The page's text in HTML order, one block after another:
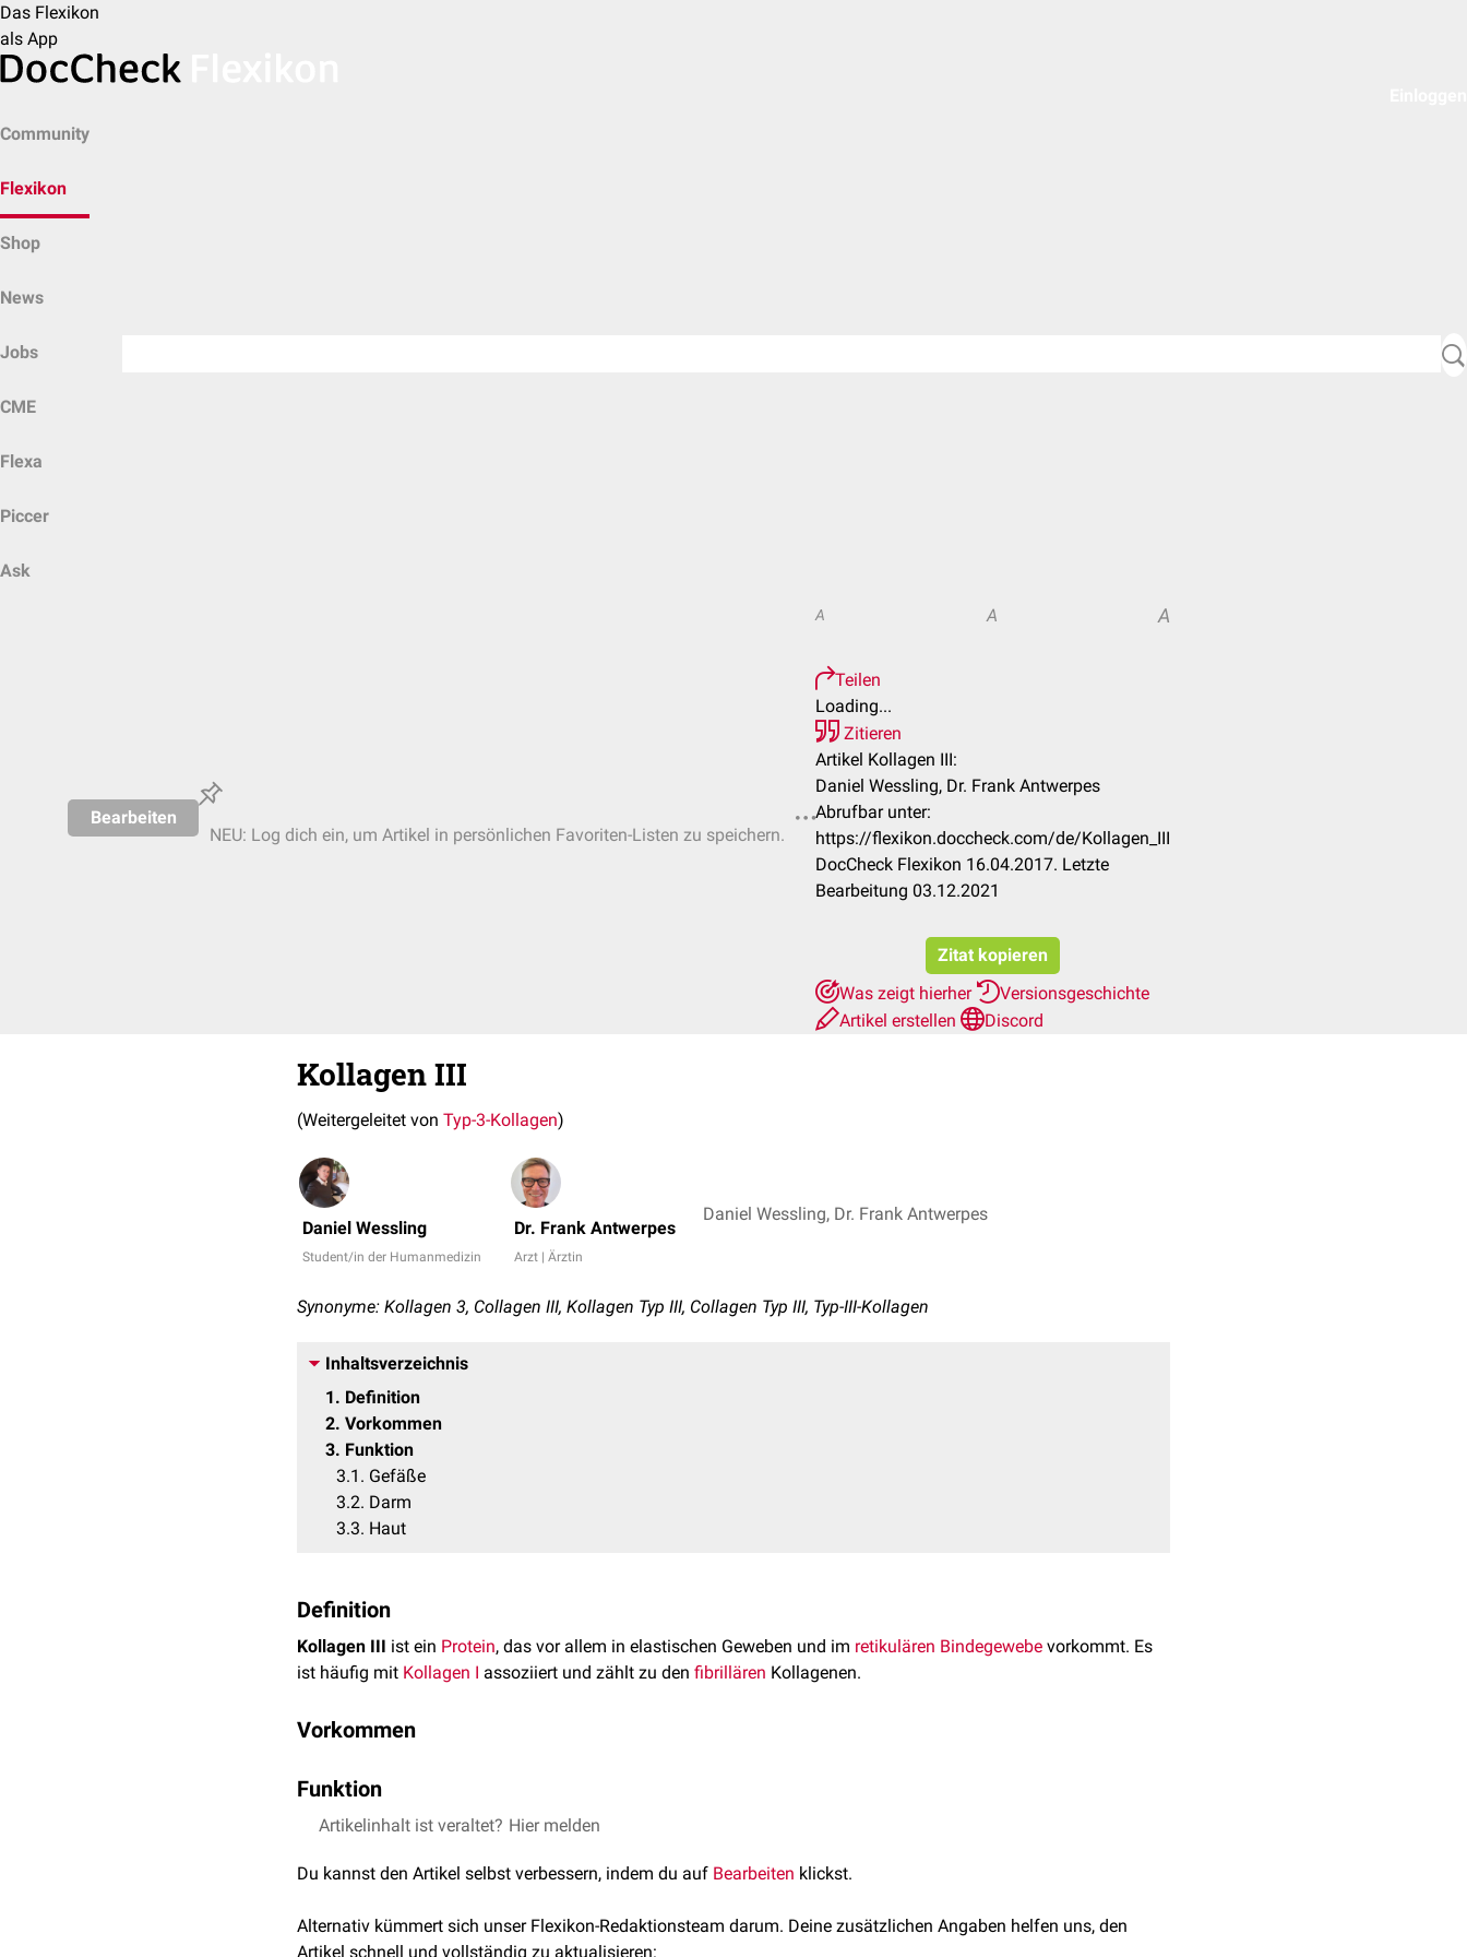
Das Flexikon
als App
Community
Flexikon
Shop
News
Jobs
CME
Flexa
Piccer
Ask
Bearbeiten
NEU: Log dich ein, um Artikel in persönlichen Favoriten-Listen zu speichern.
A A A
Teilen
Loading...
Zitieren
Artikel Kollagen III:
Daniel Wessling, Dr. Frank Antwerpes
Abrufbar unter:
https://flexikon.doccheck.com/de/Kollagen_III
DocCheck Flexikon 16.04.2017. Letzte
Bearbeitung 03.12.2021
Zitat kopieren
Was zeigt hierher
Versionsgeschichte
Artikel erstellen
Discord
Kollagen III
(Weitergeleitet von Typ-3-Kollagen)
Daniel Wessling
Student/in der Humanmedizin
Dr. Frank Antwerpes
Arzt | Ärztin
Daniel Wessling, Dr. Frank Antwerpes
Synonyme: Kollagen 3, Collagen III, Kollagen Typ III, Collagen Typ III, Typ-III-Kollagen
Inhaltsverzeichnis
1
Definition
2 Vorkommen
3 Funktion
3.1
Gefäße
3.2 Darm
3.3 Haut
Definition
Kollagen III ist ein Protein, das vor allem in elastischen Geweben und im retikulären Bindegewebe vorkommt. Es
ist häufig mit Kollagen I assoziiert und zählt zu den fibrillären Kollagenen.
Vorkommen
Dieses findet sich vor allem in den
Fasern von den fibroblastischenRetikulumzellen
Dentin
Sehnen
Funktion
In Tierexperimenten an Mäusen (Knockout-Maus
Bei Mäusen mit mutiertem COL3A1-Gen konnte eine vermehrte Elastizität der großen Arterien nachgewiesen
Artikelinhalt ist veraltet? Hier melden
Du kannst den Artikel selbst verbessern, indem du auf Bearbeiten klickst.
Alternativ kümmert sich unser Flexikon-Redaktionsteam darum. Deine zusätzlichen Angaben helfen uns, den
Artikel schnell und vollständig zu aktualisieren: